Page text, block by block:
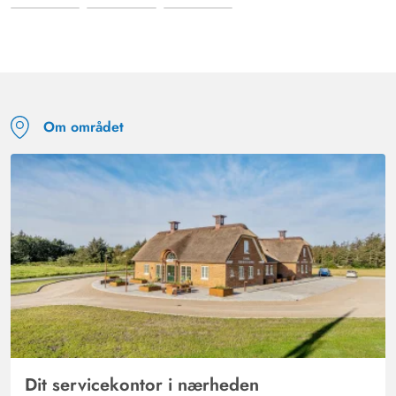
Om området
Dit servicekontor i nærheden